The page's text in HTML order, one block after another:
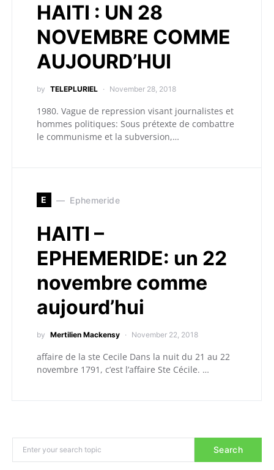
HAITI : UN 28
NOVEMBRE COMME
AUJOURD’HUI
by TELEPLURIEL November 28, 2018
1980. Vague de repression visant journalistes et
hommes politiques: Sous prétexte de combattre
le communisme et la subversion,…
E Ephemeride
HAITI –
EPHEMERIDE: un 22
novembre comme
aujourd’hui
by Mertilien Mackensy November 22, 2018
affaire de la ste Cecile Dans la nuit du 21 au 22
novembre 1791, c’est l’affaire Ste Cécile. …
Search